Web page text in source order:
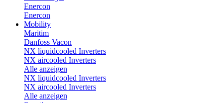
Enercon
Enercon
Mobility
Maritim
Danfoss Vacon
NX liquidcooled Inverters
NX aircooled Inverters
Alle anzeigen
NX liquidcooled Inverters
NX aircooled Inverters
Alle anzeigen